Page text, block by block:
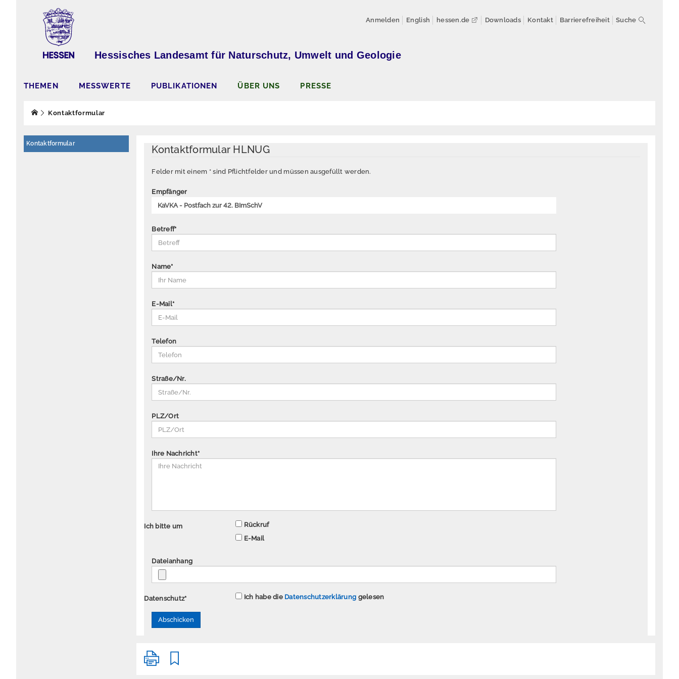
Anmelden English hessen.de Downloads Kontakt Barrierefreiheit Suche
Hessisches Landesamt für Naturschutz, Umwelt und Geologie
THEMEN MESSWERTE PUBLIKATIONEN ÜBER UNS PRESSE
Kontaktformular
Kontaktformular
Kontaktformular HLNUG
Felder mit einem * sind Pflichtfelder und müssen ausgefüllt werden.
Empfänger
Betreff*
Name*
E-Mail*
Telefon
Straße/Nr.
PLZ/Ort
Ihre Nachricht*
Ich bitte um
Rückruf
E-Mail
Dateianhang
Datenschutz* Ich habe die Datenschutzerklärung gelesen